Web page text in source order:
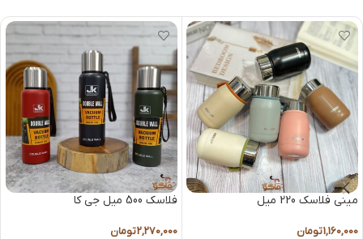
مینی فلاسک 220 میل
1,160,000تومان
فلاسک 500 میل جی کا
2,270,000تومان